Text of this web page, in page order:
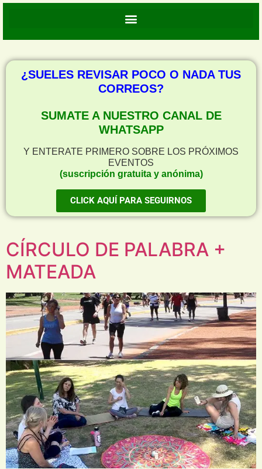
¿SUELES REVISAR POCO O NADA TUS
CORREOS?
SUMATE A NUESTRO CANAL DE
WHATSAPP
Y ENTERATE PRIMERO SOBRE LOS PRÓXIMOS
EVENTOS
(suscripción gratuita y anónima)
CLICK AQUÍ PARA SEGUIRNOS
CÍRCULO DE PALABRA +
MATEADA